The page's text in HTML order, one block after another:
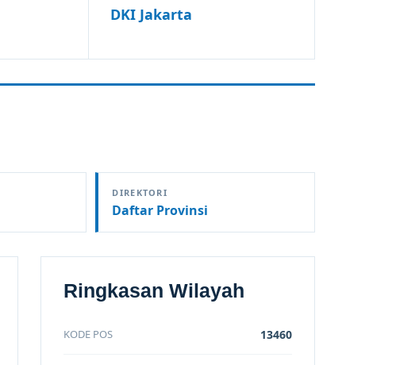
DKI Jakarta
DIREKTORI
Daftar Provinsi
Ringkasan Wilayah
KODE POS 13460